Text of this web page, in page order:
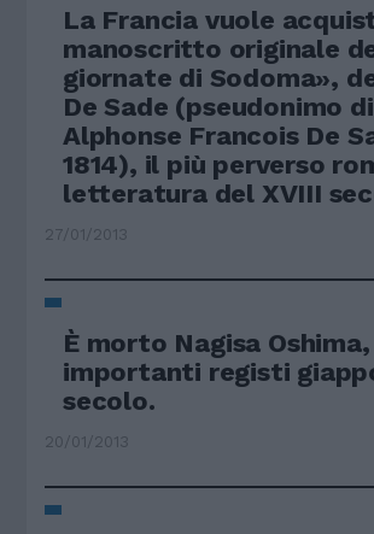
La Francia vuole
manoscritto originale
giornate di Sodoma»,
De Sade (pseudonimo
Alphonse Francois De
1814), il più perverso
letteratura del XVIII
27/01/2013
È morto Nagisa
importanti registi
secolo.
20/01/2013